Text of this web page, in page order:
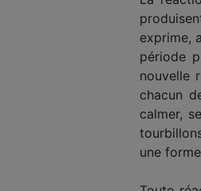
exprime,
période
nouvelle
chacun
calmer,
une